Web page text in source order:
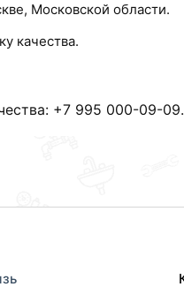
Московской области.
качества.
+7 995 000-09-09.